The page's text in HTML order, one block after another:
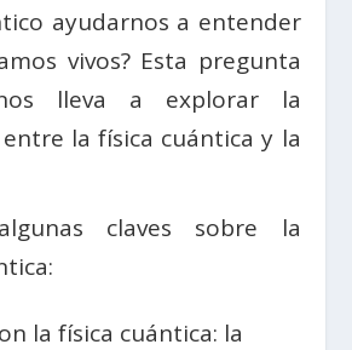
ayudarnos a entender
vivos? Esta pregunta
lleva a explorar la
la física cuántica y la
claves sobre la
la física cuántica: la